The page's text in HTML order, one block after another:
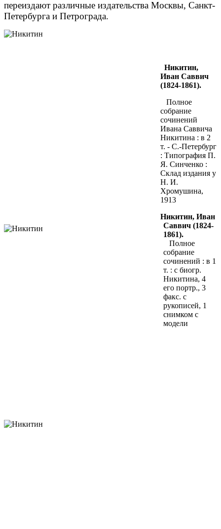
переиздают различные издательства Москвы, Санкт-
Петербурга и Петрограда.
Никитин,
Иван Саввич
(1824-1861).
Полное
собрание
сочинений
Ивана Саввича
Никитина : в 2
т. - С.-Петербург
: Типография П.
Я. Синченко :
Склад издания у
Н. И.
Хромушина,
1913
Никитин, Иван
Саввич (1824-
1861).
Полное
собрание
сочинений : в 1
т. : с биогр.
Никитина, 4
его портр., 3
факс. с
рукописей, 1
снимком с
модели